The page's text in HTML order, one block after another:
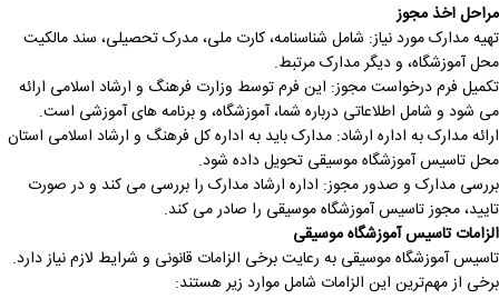
مراحل اخذ مجوز
تهیه مدارک مورد نیاز: شامل شناسنامه، کارت ملی، مدرک تحصیلی، سند مالکیت
محل آموزشگاه، و دیگر مدارک مرتبط.
تکمیل فرم درخواست مجوز: این فرم توسط وزارت فرهنگ و ارشاد اسلامی ارائه
می شود و شامل اطلاعاتی درباره شما، آموزشگاه، و برنامه های آموزشی است.
ارائه مدارک به اداره ارشاد: مدارک باید به اداره کل فرهنگ و ارشاد اسلامی استان
محل تاسیس آموزشگاه موسیقی تحویل داده شود.
بررسی مدارک و صدور مجوز: اداره ارشاد مدارک را بررسی می کند و در صورت
تایید، مجوز تاسیس آموزشگاه موسیقی را صادر می کند.
الزامات تاسیس آموزشگاه موسیقی
تاسیس آموزشگاه موسیقی به رعایت برخی الزامات قانونی و شرایط لازم نیاز دارد.
برخی از مهم‌ترین این الزامات شامل موارد زیر هستند: